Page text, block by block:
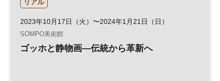
リアル
2023年10月17日（火）〜2024年1月21日（日）
SOMPO美術館
ゴッホと静物画―伝統から革新へ